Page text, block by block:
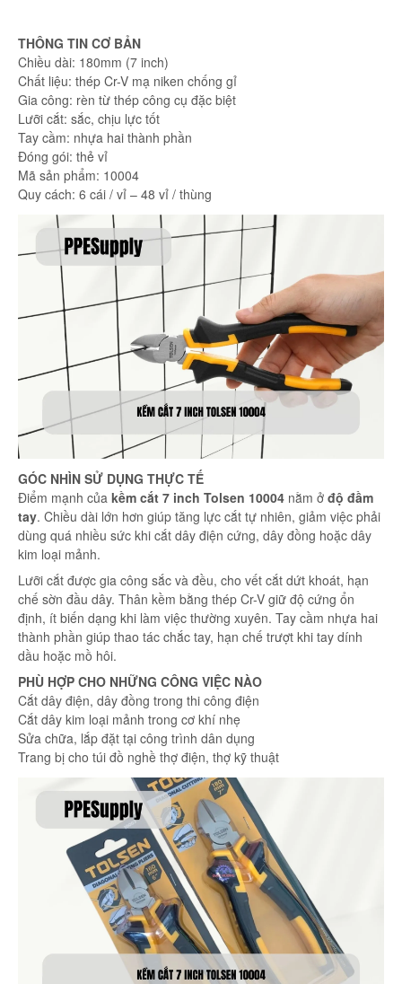
THÔNG TIN CƠ BẢN
Chiều dài: 180mm (7 inch)
Chất liệu: thép Cr-V mạ niken chống gỉ
Gia công: rèn từ thép công cụ đặc biệt
Lưỡi cắt: sắc, chịu lực tốt
Tay cầm: nhựa hai thành phần
Đóng gói: thẻ vỉ
Mã sản phẩm: 10004
Quy cách: 6 cái / vỉ – 48 vỉ / thùng
GÓC NHÌN SỬ DỤNG THỰC TẾ
Điểm mạnh của kềm cắt 7 inch Tolsen 10004 nằm ở độ đầm
tay. Chiều dài lớn hơn giúp tăng lực cắt tự nhiên, giảm việc phải
dùng quá nhiều sức khi cắt dây điện cứng, dây đồng hoặc dây
kim loại mảnh.
Lưỡi cắt được gia công sắc và đều, cho vết cắt dứt khoát, hạn
chế sờn đầu dây. Thân kềm bằng thép Cr-V giữ độ cứng ổn
định, ít biến dạng khi làm việc thường xuyên. Tay cầm nhựa hai
thành phần giúp thao tác chắc tay, hạn chế trượt khi tay dính
dầu hoặc mồ hôi.
PHÙ HỢP CHO NHỮNG CÔNG VIỆC NÀO
Cắt dây điện, dây đồng trong thi công điện
Cắt dây kim loại mảnh trong cơ khí nhẹ
Sửa chữa, lắp đặt tại công trình dân dụng
Trang bị cho túi đồ nghề thợ điện, thợ kỹ thuật